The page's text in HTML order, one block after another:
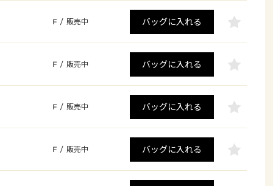
F / 販売中 バッグに入れる
F / 販売中 バッグに入れる
F / 販売中 バッグに入れる
F / 販売中 バッグに入れる